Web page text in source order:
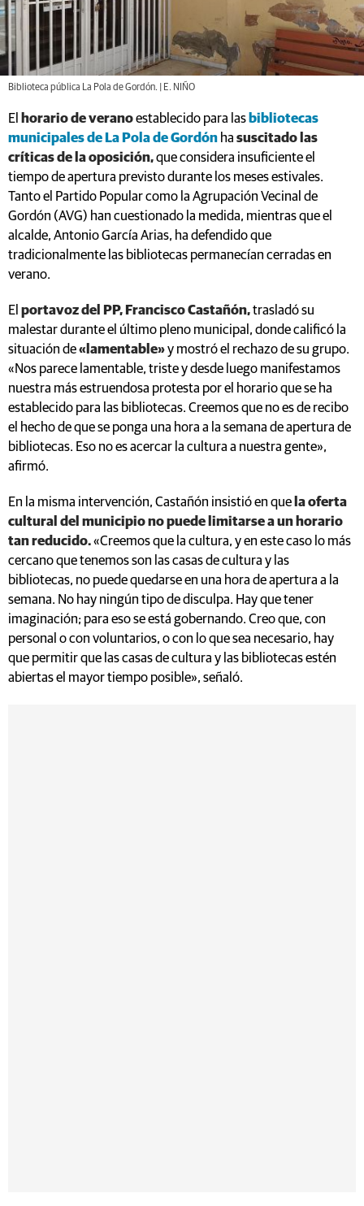
Biblioteca pública La Pola de Gordón. | E. NIÑO
El horario de veranoestablecido para lasbibliotecas
municipales de La Pola de Gordón ha suscitado las
críticas de la oposición,que considera insuficiente el
tiempo de apertura previsto durante los meses estivales.
Tanto el Partido Popular como la Agrupación Vecinal de
Gordón (AVG) han cuestionado la medida, mientras que el
alcalde, Antonio García Arias, ha defendido que
tradicionalmente las bibliotecas permanecían cerradas en
verano.
El portavoz del PP, Francisco Castañón,trasladó su
malestar durante el último pleno municipal, donde calificó la
situación de«lamentable»y mostró el rechazo de su grupo.
«Nos parece lamentable, triste y desde luego manifestamos
nuestra más estruendosa protesta por el horario que se ha
establecido para las bibliotecas. Creemos que no es de recibo
el hecho de que se ponga una hora a la semana de apertura de
bibliotecas. Eso no es acercar la cultura a nuestra gente»,
afirmó.
En la misma intervención, Castañón insistió en que la oferta
cultural del municipio no puede limitarse a un horario
tan reducido.«Creemos que la cultura, y en este caso lo más
cercano que tenemos son las casas de cultura y las
bibliotecas, no puede quedarse en una hora de apertura a la
semana. No hay ningún tipo de disculpa. Hay que tener
imaginación; para eso se está gobernando. Creo que, con
personal o con voluntarios, o con lo que sea necesario, hay
que permitir que las casas de cultura y las bibliotecas estén
abiertas el mayor tiempo posible», señaló.